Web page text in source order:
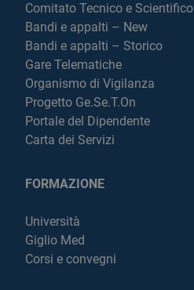
Comitato Tecnico e Scientifico
Bandi e appalti – New
Bandi e appalti – Storico
Gare Telematiche
Organismo di Vigilanza
Progetto Ge.Se.T.On
Portale del Dipendente
Carta dei Servizi
FORMAZIONE
Università
Giglio Med
Corsi e convegni